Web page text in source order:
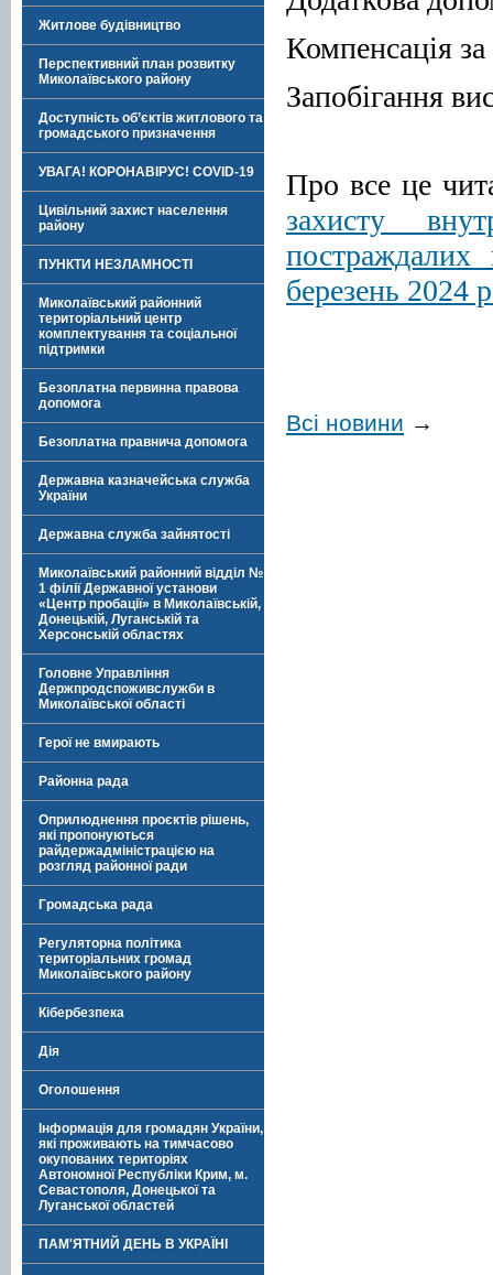
Житлове будівництво
Перспективний план розвитку
Миколаївського району
Доступність об’єктів житлового та
громадського призначення
УВАГА! КОРОНАВІРУС! COVID-19
Цивільний захист населення
району
ПУНКТИ НЕЗЛАМНОСТІ
Миколаївський районний
територіальний центр
комплектування та соціальної
підтримки
Безоплатна первинна правова
допомога
Безоплатна правнича допомога
Державна казначейська служба
України
Державна служба зайнятості
Миколаївський районний відділ №
1 філії Державної установи
«Центр пробації» в Миколаївській,
Донецькій, Луганській та
Херсонській областях
Головне Управління
Держпродспоживслужби в
Миколаївської області
Герої не вмирають
Районна рада
Оприлюднення проєктів рішень,
які пропонуються
райдержадміністрацією на
розгляд районної ради
Громадська рада
Регуляторна політика
територіальних громад
Миколаївського району
Кібербезпека
Дія
Оголошення
Інформація для громадян України,
які проживають на тимчасово
окупованих територіях
Автономної Республіки Крим, м.
Севастополя, Донецької та
Луганської областей
ПАМ'ЯТНИЙ ДЕНЬ В УКРАЇНІ
Компенсація
Запобігання
Про все це
захисту
постраждалих
березень 2024
Всі новини →